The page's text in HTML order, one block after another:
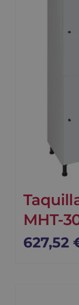
MHT-
627,52